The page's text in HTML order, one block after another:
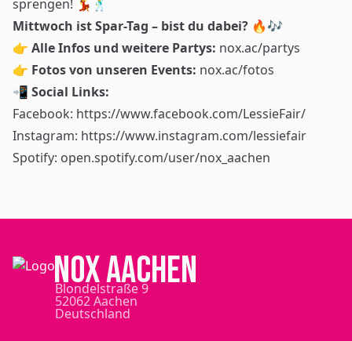
sprengen! 💃🕺
Mittwoch ist Spar-Tag – bist du dabei? 🔥🎶
👉 Alle Infos und weitere Partys: nox.ac/partys
👉 Fotos von unseren Events: nox.ac/fotos
📲 Social Links:
Facebook: https://www.facebook.com/LessieFair/
Instagram: https://www.instagram.com/lessiefair
Spotify: open.spotify.com/user/nox_aachen
NOX Aachen
Blondelstraße 9
52062 Aachen
Deutschland